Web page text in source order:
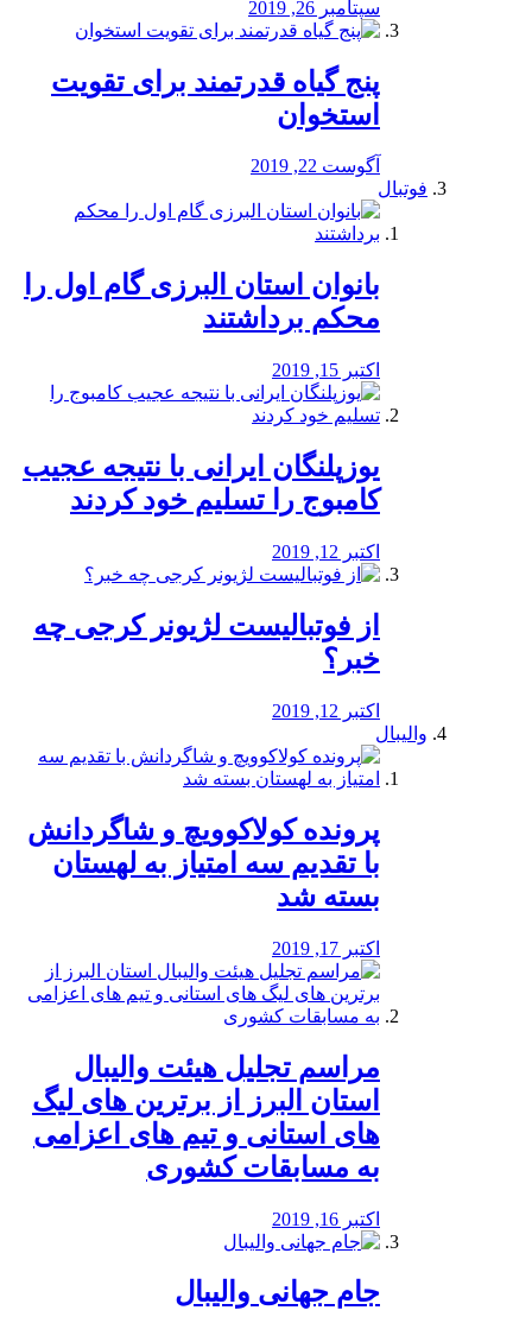
سپتامبر 26, 2019
پنج گیاه قدرتمند برای تقویت
استخوان
آگوست 22, 2019
فوتبال
بانوان استان البرزی گام اول را
محكم برداشتند
اکتبر 15, 2019
یوزپلنگان ایرانی با نتیجه عجیب
کامبوج را تسلیم خود کردند
اکتبر 12, 2019
از فوتبالیست لژیونر کرجی چه
خبر؟
اکتبر 12, 2019
والیبال
پرونده کولاکوویچ و شاگردانش
با تقدیم سه امتیاز به لهستان
بسته شد
اکتبر 17, 2019
مراسم تجلیل هیئت والیبال
استان البرز از برترین های لیگ
های استانی و تیم های اعزامی
به مسابقات کشوری
اکتبر 16, 2019
جام جهانی والیبال